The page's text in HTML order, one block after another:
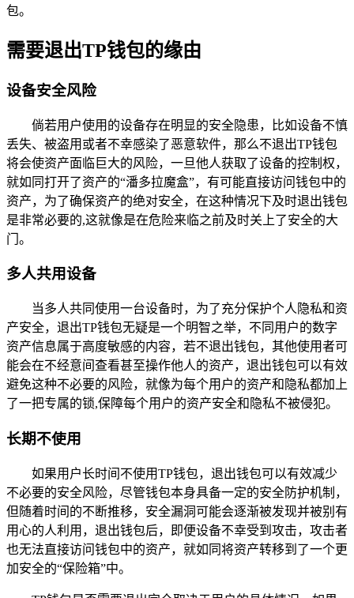
包。
需要退出TP钱包的缘由
设备安全风险
倘若用户使用的设备存在明显的安全隐患，比如设备不慎
丢失、被盗用或者不幸感染了恶意软件，那么不退出TP钱包
将会使资产面临巨大的风险，一旦他人获取了设备的控制权，
就如同打开了资产的“潘多拉魔盒”，有可能直接访问钱包中的
资产，为了确保资产的绝对安全，在这种情况下及时退出钱包
是非常必要的,这就像是在危险来临之前及时关上了安全的大
门。
多人共用设备
当多人共同使用一台设备时，为了充分保护个人隐私和资
产安全，退出TP钱包无疑是一个明智之举，不同用户的数字
资产信息属于高度敏感的内容，若不退出钱包，其他使用者可
能会在不经意间查看甚至操作他人的资产，退出钱包可以有效
避免这种不必要的风险，就像为每个用户的资产和隐私都加上
了一把专属的锁,保障每个用户的资产安全和隐私不被侵犯。
长期不使用
如果用户长时间不使用TP钱包，退出钱包可以有效减少
不必要的安全风险，尽管钱包本身具备一定的安全防护机制，
但随着时间的不断推移，安全漏洞可能会逐渐被发现并被别有
用心的人利用，退出钱包后，即便设备不幸受到攻击，攻击者
也无法直接访问钱包中的资产，就如同将资产转移到了一个更
加安全的“保险箱”中。